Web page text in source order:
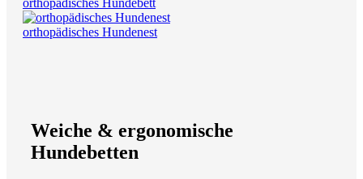
orthopädisches Hundenest
Weiche & ergonomische
Hundebetten